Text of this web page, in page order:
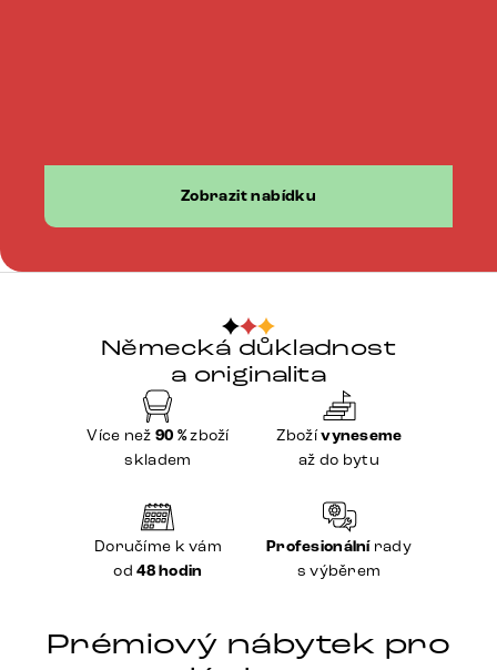
Zobrazit nabídku
Německá důkladnost
a originalita
Více než 90 %zboží
skladem
Zbožívyneseme
až do bytu
Doručíme k vám
od48 hodin
Profesionálnírady
s výběrem
Prémiový nábytek pro